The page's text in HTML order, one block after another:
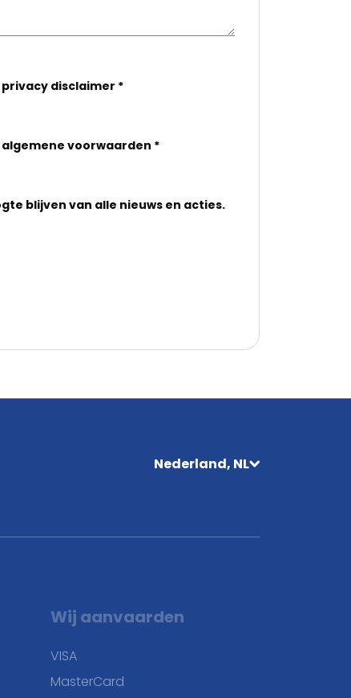
privacy disclaimer *
algemene voorwaarden *
blijven van alle nieuws en acties.
Nederland, NL
Wij aanvaarden
VISA
MasterCard